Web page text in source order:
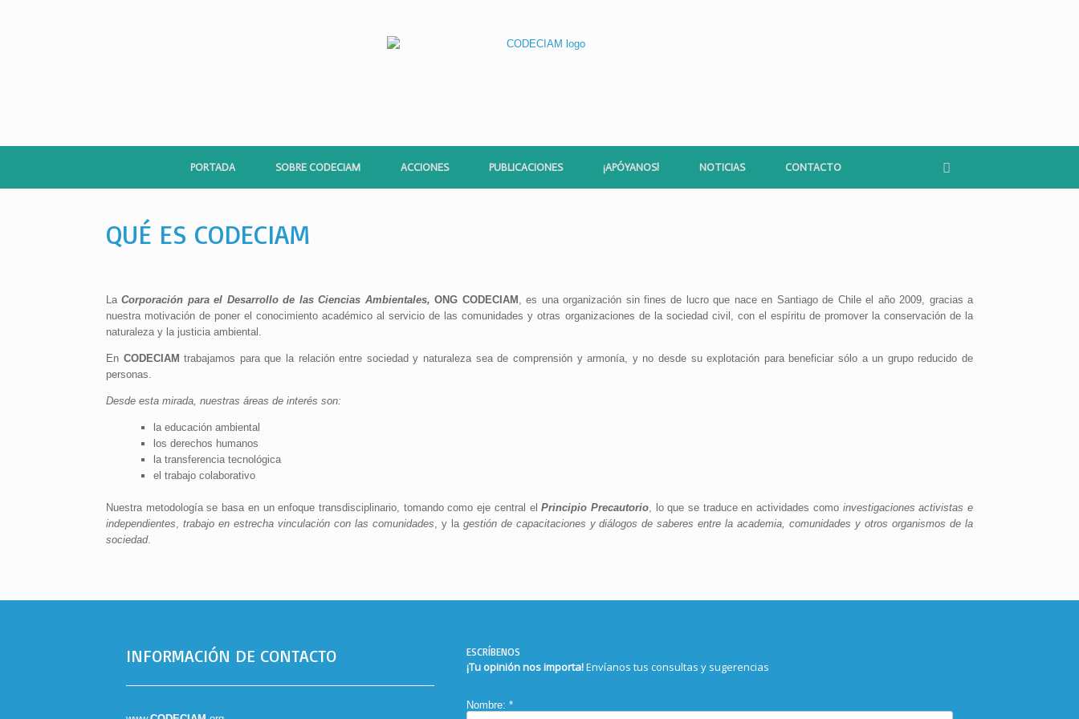
PORTADA SOBRE CODECIAM ACCIONES PUBLICACIONES ¡APÓYANOS! NOTICIAS CONTACTO
QUÉ ES CODECIAM
LaCorporación para el Desarrollo de las Ciencias Ambientales,ONG CODECIAM , es una organización sin fines de lucro que nace en Santiago de Chile el año 2009, gracias a
nuestra motivación de poner el conocimiento académico al servicio de las comunidades y otras organizaciones de la sociedad civil, con el espíritu de promover la conservación de la
naturaleza y la justicia ambiental.
En CODECIAM trabajamos para que la relación entre sociedad y naturaleza sea de comprensión y armonía, y no desde su explotación para beneficiar sólo a un grupo reducido de
personas.
Desde esta mirada, nuestras áreas de interés son:
la educación ambiental
los derechos humanos
la transferencia tecnológica
el trabajo colaborativo
Nuestra metodología se basa en un enfoque transdisciplinario, tomando como eje central elPrincipio Precautorio, lo que se traduce en actividades como investigaciones activistas e
independientes
trabajo en estrecha vinculación con las comunidades , y la gestión de capacitaciones y diálogos de saberes entre la academia, comunidades y otros organismos de la
sociedad.
INFORMACIÓN DE CONTACTO ESCRÍBENOS
¡Tu opinión nos importa!Envíanos tus consultas y sugerencias
Nombre:*